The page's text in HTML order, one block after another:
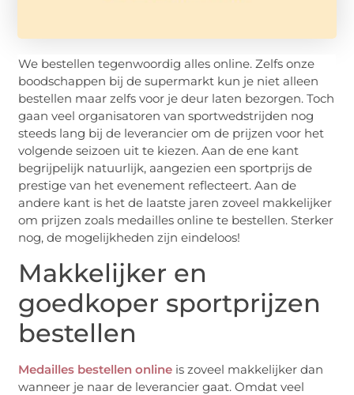
We bestellen tegenwoordig alles online. Zelfs onze
boodschappen bij de supermarkt kun je niet alleen
bestellen maar zelfs voor je deur laten bezorgen. Toch
gaan veel organisatoren van sportwedstrijden nog
steeds lang bij de leverancier om de prijzen voor het
volgende seizoen uit te kiezen. Aan de ene kant
begrijpelijk natuurlijk, aangezien een sportprijs de
prestige van het evenement reflecteert. Aan de
andere kant is het de laatste jaren zoveel makkelijker
om prijzen zoals medailles online te bestellen. Sterker
nog, de mogelijkheden zijn eindeloos!
Makkelijker en
goedkoper sportprijzen
bestellen
Medailles bestellen online is zoveel makkelijker dan
wanneer je naar de leverancier gaat. Omdat veel